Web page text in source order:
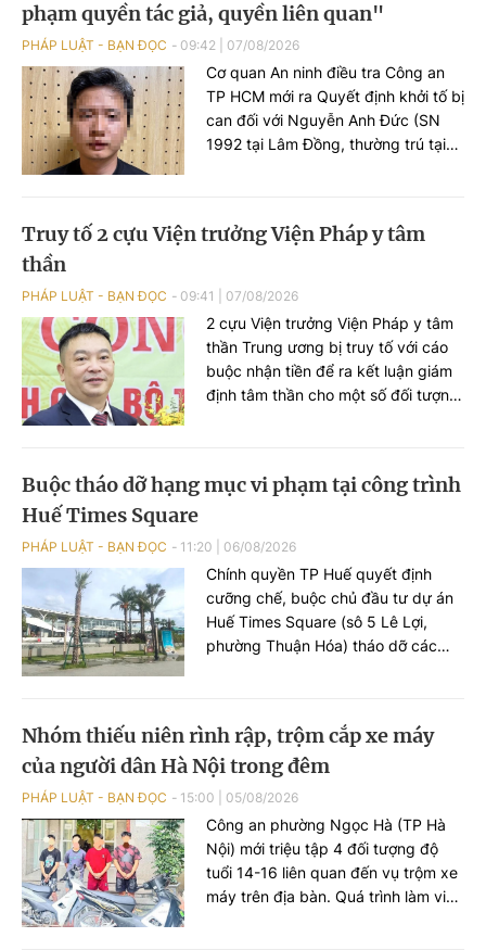
phạm quyền tác giả, quyền liên quan"
PHÁP LUẬT - BẠN ĐỌC 09:42 07/08/2026
Cơ quan An ninh điều tra Công an
TP HCM mới ra Quyết định khởi tố bị
can đối với Nguyễn Anh Đức (SN
1992 tại Lâm Đồng, thường trú tại
luật Hình sự năm 2015.
Truy tố 2 cựu Viện trưởng Viện Pháp y tâm
thần
PHÁP LUẬT - BẠN ĐỌC 09:41 07/08/2026
2 cựu Viện trưởng Viện Pháp y tâm
thần Trung ương bị truy tố với cáo
buộc nhận tiền để ra kết luận giám
định tâm thần cho một số đối tượng
Buộc tháo dỡ hạng mục vi phạm tại công trình
Huế Times Square
PHÁP LUẬT - BẠN ĐỌC 11:20 06/08/2026
Chính quyền TP Huế quyết định
cưỡng chế, buộc chủ đầu tư dự án
Huế Times Square (sô 5 Lê Lợi,
phường Thuận Hóa) tháo dỡ các
Nhóm thiếu niên rình rập, trộm cắp xe máy
của người dân Hà Nội trong đêm
PHÁP LUẬT - BẠN ĐỌC 15:00 05/08/2026
Công an phường Ngọc Hà (TP Hà
Nội) mới triệu tập 4 đối tượng độ
tuổi 14-16 liên quan đến vụ trộm xe
máy trên địa bàn. Quá trình làm việc